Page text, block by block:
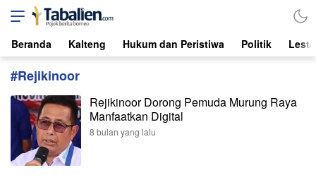
Tabalien.com
Lokal, Independen, dari Borneo
Beranda Kalteng Hukum dan Peristiwa Politik
#Rejikinoor
Rejikinoor Dorong Pemuda Murung Raya
Manfaatkan Digital
8 bulan yang lalu